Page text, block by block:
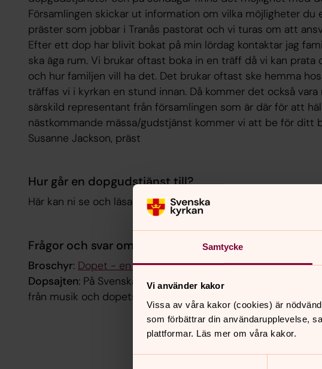
Samtycke
Vi använder kakor
Vissa av våra kakor (cookies) är
som förbättrar din användarupplevelse,
plattformar. Läs mer om våra kakor.
Församlingen skickar ut information om vilka möjligheter du
präster som jobbar i Tranås pastorat och vi turas om att
Efter ett dop har blivit bokat på min lördag kontaktar jag
ska äga rum. Vi brukar oftast boka in en träff då vi kan
och hur familjen vill ha det. Det brukar oftast ske hemma
träffas vi i kyrkan en stund innan. Då kommer det också
särskild representant från församlingen som är där för att
nästkommande mässa/gudstjänst kommer vi att be för ditt
Susanne Jackson, präst
Hur går en dopgudstjänst till?
Här kan ni se och läsa hur en dopgudstjänst går till
Frågor och svar om dopet
Broschyr: Dopet - en broschyr om det mesta man behöver
Dopsajten: På Svenska kyrkans sidadopsajten
från musik och dopets innebörd till checklista för dopfesten.